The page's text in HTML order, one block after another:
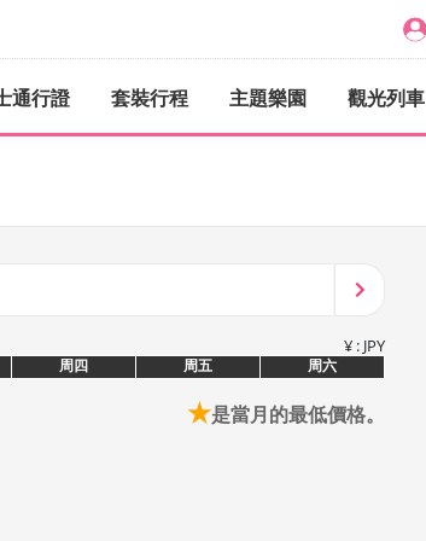
通行證 套裝行程 主題樂園 觀光列車
¥ : JPY
周四 周五 周六
★是當月的最低價格。